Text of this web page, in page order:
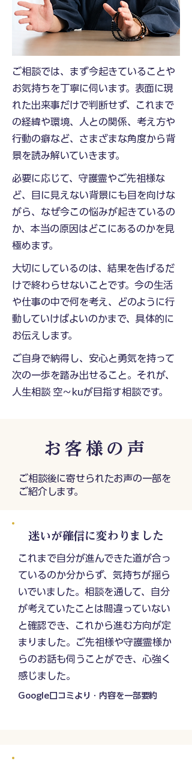
ご相談では、まず今起きていることや
お気持ちを丁寧に伺います。表面に現
れた出来事だけで判断せず、これまで
の経緯や環境、人との関係、考え方や
行動の癖など、さまざまな角度から背
景を読み解いていきます。
必要に応じて、守護霊やご先祖様な
ど、目に見えない背景にも目を向けな
がら、なぜ今この悩みが起きているの
か、本当の原因はどこにあるのかを見
極めます。
大切にしているのは、結果を告げるだ
けで終わらせないことです。今の生活
や仕事の中で何を考え、どのように行
動していけばよいのかまで、具体的に
お伝えします。
ご自身で納得し、安心と勇気を持って
次の一歩を踏み出せること。それが、
人生相談 空〜kuが目指す相談です。
お客様の声
ご相談後に寄せられたお声の一部を
ご紹介します。
迷いが確信に変わりました
これまで自分が進んできた道が合っ
ているのか分からず、気持ちが揺ら
いでいました。相談を通して、自分
が考えていたことは間違っていない
と確認でき、これから進む方向が定
まりました。ご先祖様や守護霊様か
らのお話も伺うことができ、心強く
感じました。
Google口コミより・内容を一部要約